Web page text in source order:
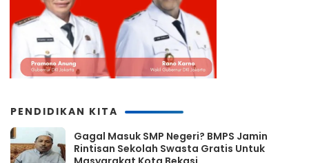
PENDIDIKAN KITA
Gagal Masuk SMP Negeri? BMPS Jamin
Rintisan Sekolah Swasta Gratis Untuk